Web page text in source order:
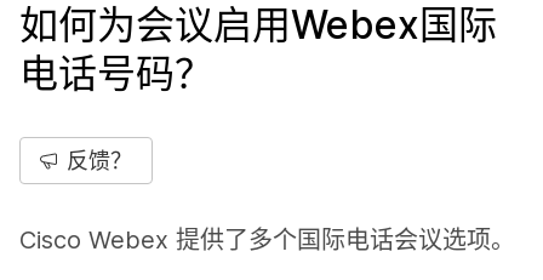
如何为会议启用Webex国际
电话号码？
反馈？
Cisco Webex 提供了多个国际电话会议选项。